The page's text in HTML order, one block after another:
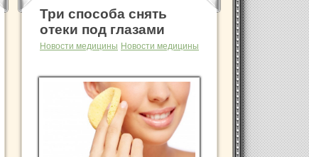
Три способа снять
отеки под глазами
Новости медицины Новости медицины